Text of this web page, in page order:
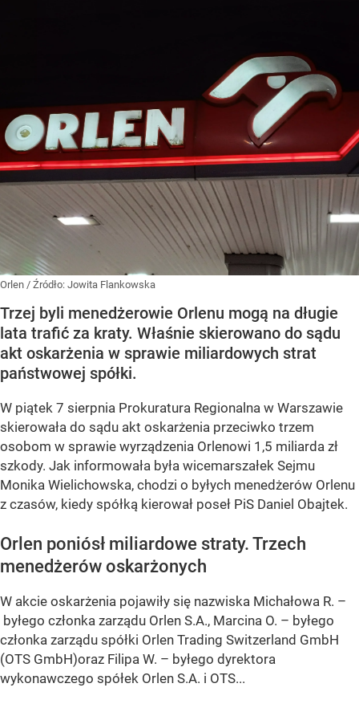
Orlen / Źródło: Jowita Flankowska
Trzej byli menedżerowie Orlenu mogą na długie
lata trafić za kraty. Właśnie skierowano do sądu
akt oskarżenia w sprawie miliardowych strat
państwowej spółki.
W piątek 7 sierpnia Prokuratura Regionalna w Warszawie
skierowała do sądu akt oskarżenia przeciwko trzem
osobom w sprawie wyrządzenia Orlenowi 1,5 miliarda zł
szkody. Jak informowała była wicemarszałek Sejmu
Monika Wielichowska, chodzi o byłych menedżerów Orlenu
z czasów, kiedy spółką kierował poseł PiS Daniel Obajtek.
Orlen poniósł miliardowe straty. Trzech
menedżerów oskarżonych
W akcie oskarżenia pojawiły się nazwiska Michałowa R. –
byłego członka zarządu Orlen S.A., Marcina O. – byłego
członka zarządu spółki Orlen Trading Switzerland GmbH
(OTS GmbH)oraz Filipa W. – byłego dyrektora
wykonawczego spółek Orlen S.A. i OTS...